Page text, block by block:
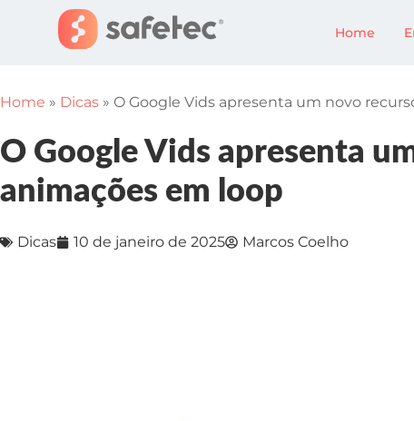
Home
Home » Dicas » O Google Vids apresenta um novo
O Google Vids apresenta
animações em loop
Dicas 10 de janeiro de 2025 Marcos Coelho